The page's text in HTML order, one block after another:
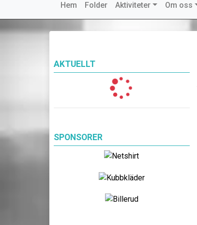
Hem Folder Aktiviteter Om oss
AKTUELLT
SPONSORER